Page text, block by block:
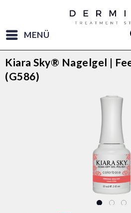
MENÜ
Kiara Sky® Nagelgel |
(G586)